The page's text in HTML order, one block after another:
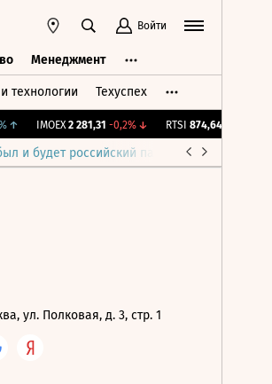
Войти
Менеджмент
технологии Техуспех
↑ IMOEX 2 281,31 -0,2%↓ RTSI 874,64 -1,12%
и будет российский парламент
ул. Полковая, д. 3, стр. 1